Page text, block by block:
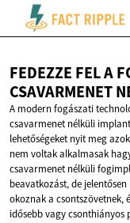
FEDEZZE FEL A
CSAVARMENET
A modern fogászati
csavarmenet nélküli
lehetőségeket nyit meg
nem voltak alkalmasak
csavarmenet nélküli
beavatkozást, de
okoznak a csontszövetnek,
idősebb vagy csonthiányos